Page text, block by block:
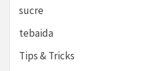
sucre
tebaida
Tips & Tricks